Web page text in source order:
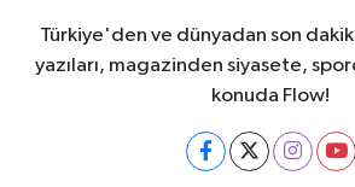
Türkiye'den ve dünyadan son
yazıları, magazinden siyasete,
konuda Flow!